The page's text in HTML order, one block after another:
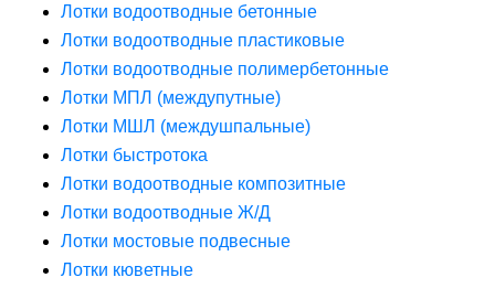
Лотки водоотводные бетонные
Лотки водоотводные пластиковые
Лотки водоотводные полимербетонные
Лотки МПЛ (междупутные)
Лотки МШЛ (междушпальные)
Лотки быстротока
Лотки водоотводные композитные
Лотки водоотводные Ж/Д
Лотки мостовые подвесные
Лотки кюветные